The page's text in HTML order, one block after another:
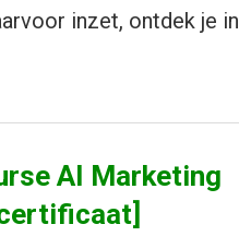
inzet, ontdek je in
AI Marketing